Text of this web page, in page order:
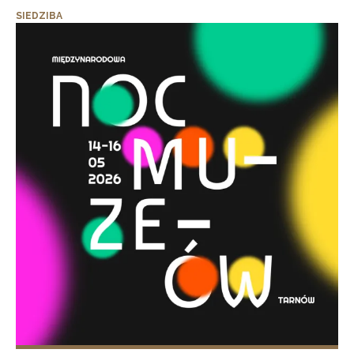
SIEDZIBA